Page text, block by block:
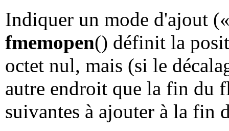
Indiquer un mode d'ajout
fmemopen() définit la
octet nul, mais (si le
autre endroit que la fin du
suivantes à ajouter à la fin